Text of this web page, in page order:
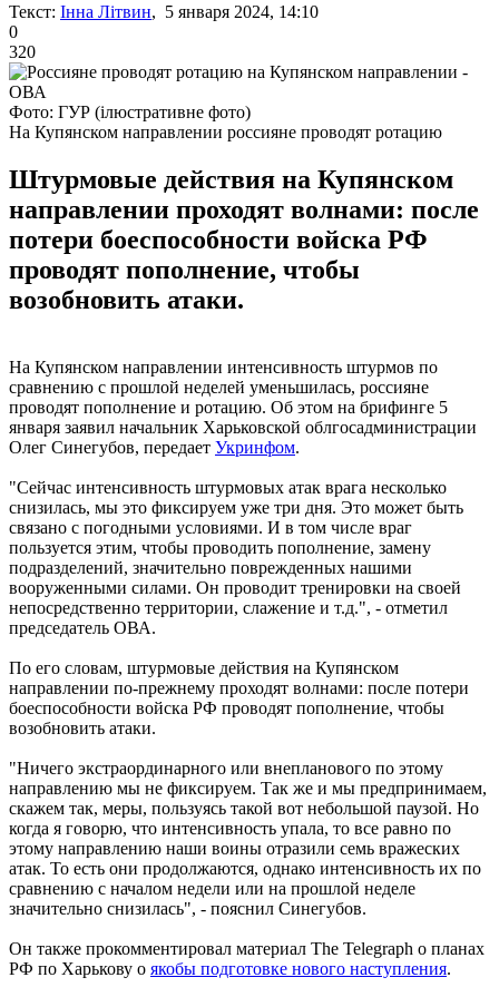
Текст: Інна Літвин, 5 января 2024, 14:10
0
320
Фото: ГУР (ілюстративне фото)
На Купянском направлении россияне проводят ротацию
Штурмовые действия на Купянском
направлении проходят волнами: после
потери боеспособности войска РФ
проводят пополнение, чтобы
возобновить атаки.
На Купянском направлении интенсивность штурмов по
сравнению с прошлой неделей уменьшилась, россияне
проводят пополнение и ротацию. Об этом на брифинге 5
января заявил начальник Харьковской облгосадминистрации
Олег Синегубов, передает Укринфом.
"Сейчас интенсивность штурмовых атак врага несколько
снизилась, мы это фиксируем уже три дня. Это может быть
связано с погодными условиями. И в том числе враг
пользуется этим, чтобы проводить пополнение, замену
подразделений, значительно поврежденных нашими
вооруженными силами. Он проводит тренировки на своей
непосредственно территории, слажение и т.д.", - отметил
председатель ОВА.
По его словам, штурмовые действия на Купянском
направлении по-прежнему проходят волнами: после потери
боеспособности войска РФ проводят пополнение, чтобы
возобновить атаки.
"Ничего экстраординарного или внепланового по этому
направлению мы не фиксируем. Так же и мы предпринимаем,
скажем так, меры, пользуясь такой вот небольшой паузой. Но
когда я говорю, что интенсивность упала, то все равно по
этому направлению наши воины отразили семь вражеских
атак. То есть они продолжаются, однако интенсивность их по
сравнению с началом недели или на прошлой неделе
значительно снизилась", - пояснил Синегубов.
Он также прокомментировал материал The Telegraph о планах
РФ по Харькову о якобы подготовке нового наступления.